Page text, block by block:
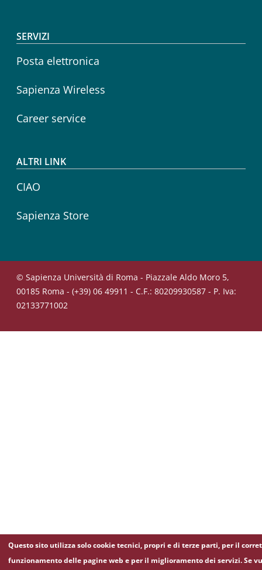
SERVIZI
Posta elettronica
Sapienza Wireless
Career service
ALTRI LINK
CIAO
Sapienza Store
© Sapienza Università di Roma - Piazzale Aldo Moro 5,
00185 Roma - (+39) 06 49911 - C.F.: 80209930587 - P. Iva:
02133771002
Questo sito utilizza solo cookie tecnici, propri e di terze parti, per il
funzionamento delle pagine web e per il miglioramento dei servizi. Se